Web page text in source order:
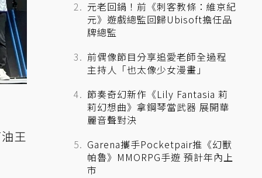
王
元老回鍋！前《刺客教條：維京紀
元》遊戲總監回歸Ubisoft擔任品
牌總監
前偶像節目分享追愛老師全過程
主持人「也太像少女漫畫」
節奏奇幻新作《Lily Fantasia 莉
莉幻想曲》拿鋼琴當武器 展開華
麗音聲對決
Garena攜手Pocketpair推《幻獸
帕魯》MMORPG手遊 預計年內上
市